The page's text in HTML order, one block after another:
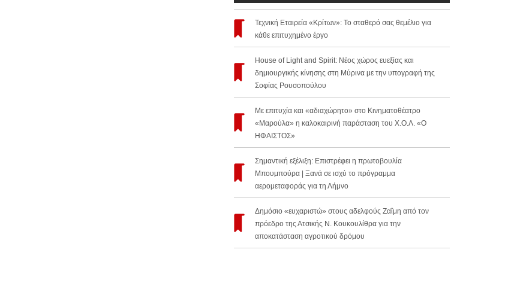
Τεχνική Εταιρεία «Κρίτων»: Το σταθερό σας θεμέλιο για
κάθε επιτυχημένο έργο
House of Light and Spirit: Νέος χώρος ευεξίας και
δημιουργικής κίνησης στη Μύρινα με την υπογραφή της
Σοφίας Ρουσοπούλου
Με επιτυχία και «αδιαχώρητο» στο Κινηματοθέατρο
«Μαρούλα» η καλοκαιρινή παράσταση του Χ.Ο.Λ. «Ο
ΗΦΑΙΣΤΟΣ»
Σημαντική εξέλιξη: Επιστρέφει η πρωτοβουλία
Μπουμπούρα | Ξανά σε ισχύ το πρόγραμμα
αερομεταφοράς για τη Λήμνο
Δημόσιο «ευχαριστώ» στους αδελφούς Ζαΐμη από τον
πρόεδρο της Ατσικής Ν. Κουκουλίθρα για την
αποκατάσταση αγροτικού δρόμου